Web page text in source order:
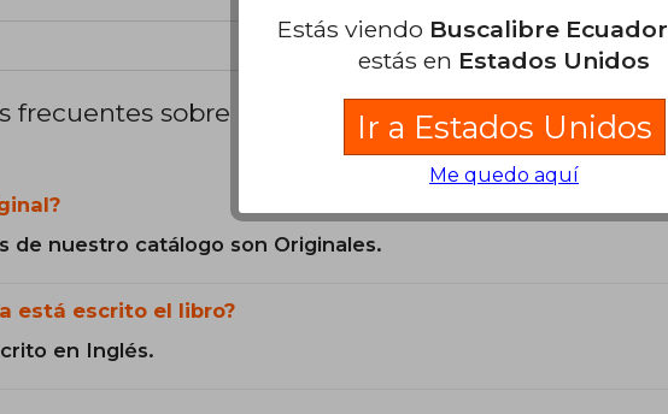
frecuentes sobre el libro
de nuestro catálogo son Originales.
está escrito el libro?
en Inglés.
Estás viendo Buscalibre Ecuador
estás en Estados Unidos
Ir a Estados Unidos
Me quedo aquí